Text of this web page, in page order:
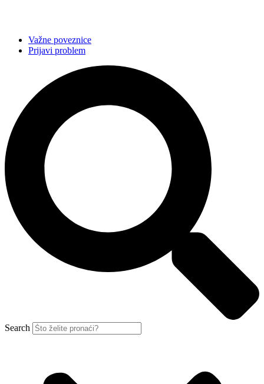
Važne poveznice
Prijavi problem
Search